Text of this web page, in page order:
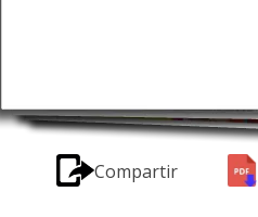
Compartir